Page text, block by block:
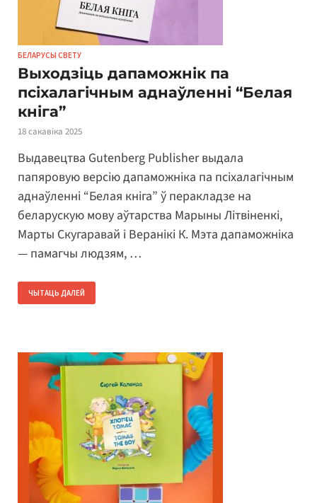
БЕЛАРУСЫ СВЕТУ
Выходзіць дапаможнік па
псіхалагічным аднаўленні “Белая
кніга”
18 сакавіка 2025
Выдавецтва Gutenberg Publisher выдала
папяровую версію дапаможніка па псіхалагічным
аднаўленні “Белая кніга” ў перакладзе на
беларускую мову аўтарства Марыны Літвіненкі,
Марты Скугаравай і Веранікі К. Мэта дапаможніка
— памагчы людзям, …
ЧЫТАЦЬ ДАЛЕЙ